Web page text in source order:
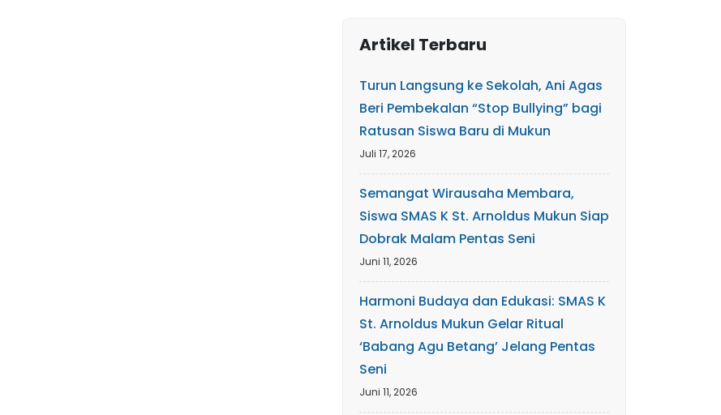
Artikel Terbaru
Turun Langsung ke Sekolah, Ani Agas
Beri Pembekalan “Stop Bullying” bagi
Ratusan Siswa Baru di Mukun
Juli 17, 2026
Semangat Wirausaha Membara,
Siswa SMAS K St. Arnoldus Mukun Siap
Dobrak Malam Pentas Seni
Juni 11, 2026
Harmoni Budaya dan Edukasi: SMAS K
St. Arnoldus Mukun Gelar Ritual
‘Babang Agu Betang’ Jelang Pentas
Seni
Juni 11, 2026